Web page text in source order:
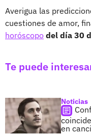
Averigua las
cuestiones de amor,
horóscopo del día 30
Te puede
Noticias
en